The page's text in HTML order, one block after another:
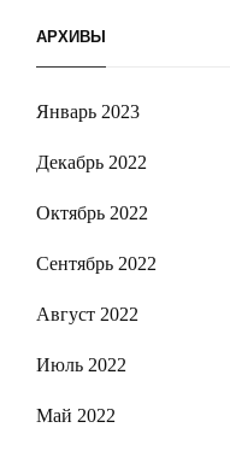
АРХИВЫ
Январь 2023
Декабрь 2022
Октябрь 2022
Сентябрь 2022
Август 2022
Июль 2022
Май 2022